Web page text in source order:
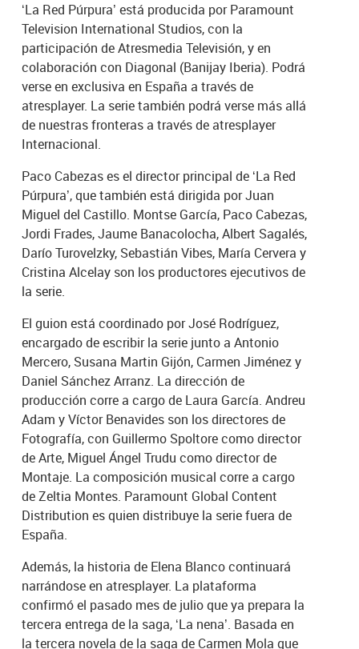
‘La Red Púrpura’ está producida por Paramount
Television International Studios, con la
participación de Atresmedia Televisión, y en
colaboración con Diagonal (Banijay Iberia). Podrá
verse en exclusiva en España a través de
atresplayer. La serie también podrá verse más allá
de nuestras fronteras a través de atresplayer
Internacional.
Paco Cabezas es el director principal de ‘La Red
Púrpura’, que también está dirigida por Juan
Miguel del Castillo. Montse García, Paco Cabezas,
Jordi Frades, Jaume Banacolocha, Albert Sagalés,
Darío Turovelzky, Sebastián Vibes, María Cervera y
Cristina Alcelay son los productores ejecutivos de
la serie.
El guion está coordinado por José Rodríguez,
encargado de escribir la serie junto a Antonio
Mercero, Susana Martin Gijón, Carmen Jiménez y
Daniel Sánchez Arranz. La dirección de
producción corre a cargo de Laura García. Andreu
Adam y Víctor Benavides son los directores de
Fotografía, con Guillermo Spoltore como director
de Arte, Miguel Ángel Trudu como director de
Montaje. La composición musical corre a cargo
de Zeltia Montes. Paramount Global Content
Distribution es quien distribuye la serie fuera de
España.
Además, la historia de Elena Blanco continuará
narrándose en atresplayer. La plataforma
confirmó el pasado mes de julio que ya prepara la
tercera entrega de la saga, ‘La nena’. Basada en
la tercera novela de la saga de Carmen Mola que